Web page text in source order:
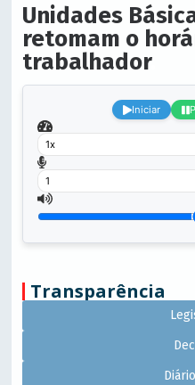
Unidades
retomam o
trabalhador.
Iniciar
Transparência